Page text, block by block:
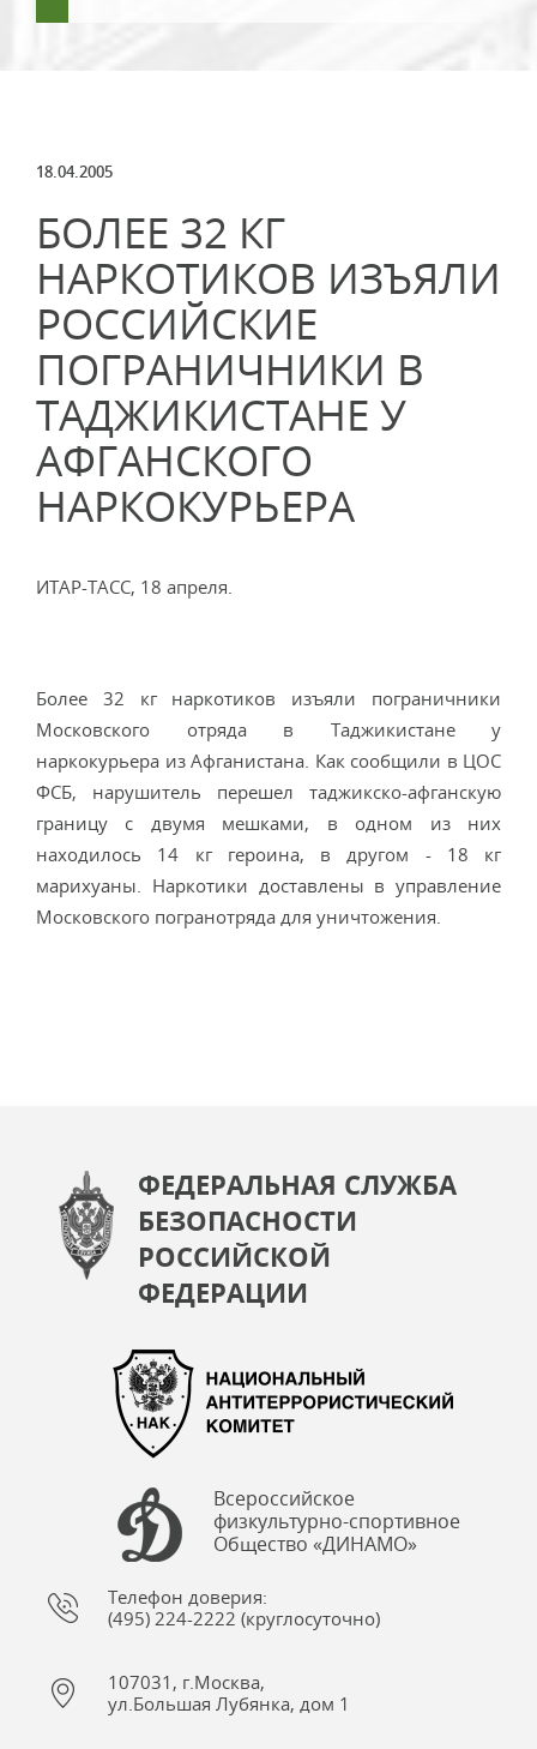
18.04.2005
БОЛЕЕ 32 КГ
НАРКОТИКОВ ИЗЪЯЛИ
РОССИЙСКИЕ
ПОГРАНИЧНИКИ В
ТАДЖИКИСТАНЕ У
АФГАНСКОГО
НАРКОКУРЬЕРА
ИТАР-ТАСС, 18 апреля.
Более 32 кг наркотиков изъяли пограничники
Московского отряда в Таджикистане у
наркокурьера из Афганистана. Как сообщили в ЦОС
ФСБ, нарушитель перешел таджикско-афганскую
границу с двумя мешками, в одном из них
находилось 14 кг героина, в другом - 18 кг
марихуаны. Наркотики доставлены в управление
Московского погранотряда для уничтожения.
ФЕДЕРАЛЬНАЯ СЛУЖБА
БЕЗОПАСНОСТИ
РОССИЙСКОЙ
ФЕДЕРАЦИИ
Всероссийское
физкультурно-спортивное
Общество «ДИНАМО»
Телефон доверия:
(495) 224-2222 (круглосуточно)
107031, г.Москва,
ул.Большая Лубянка, дом 1